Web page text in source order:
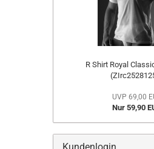
R Shirt Royal
UVP 69,00
Nur 59,90